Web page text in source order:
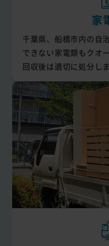
家
千葉県、船橋市内の自
できない家電類もクオ
回収後は適切に処分しま